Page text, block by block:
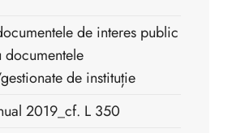
de interes public
documentele
de instituție
2019_cf. L 350